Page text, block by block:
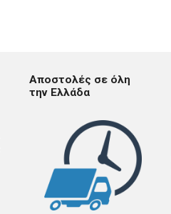
Αποστολές σε όλη
την Ελλάδα